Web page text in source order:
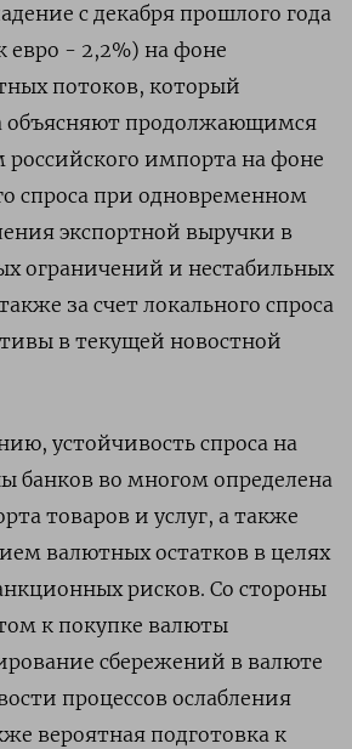
с декабря прошлого года
евро - 2,2%) на фоне
потоков, который
объясняют продолжающимся
российского импорта на фоне
спроса при одновременном
экспортной выручки в
ограничений и нестабильных
за счет локального спроса
в текущей новостной
устойчивость спроса на
банков во многом определена
товаров и услуг, а также
валютных остатков в целях
рисков. Со стороны
к покупке валюты
сбережений в валюте
процессов ослабления
вероятная подготовка к